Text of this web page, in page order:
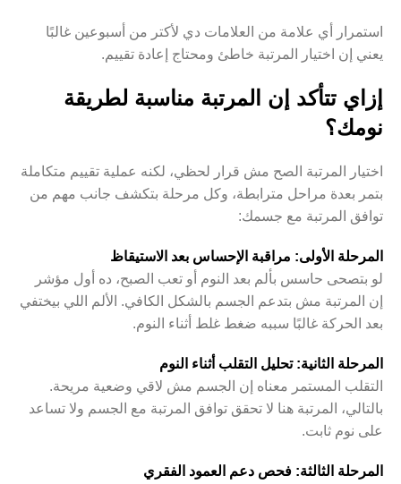
استمرار أي علامة من العلامات دي لأكتر من أسبوعين غالبًا
يعني إن اختيار المرتبة خاطئ ومحتاج إعادة تقييم.
إزاي تتأكد إن المرتبة مناسبة لطريقة
نومك؟
اختيار المرتبة الصح مش قرار لحظي، لكنه عملية تقييم متكاملة
بتمر بعدة مراحل مترابطة، وكل مرحلة بتكشف جانب مهم من
توافق المرتبة مع جسمك:
المرحلة الأولى: مراقبة الإحساس بعد الاستيقاظ
لو بتصحى حاسس بألم بعد النوم أو تعب الصبح، ده أول مؤشر
إن المرتبة مش بتدعم الجسم بالشكل الكافي. الألم اللي بيختفي
بعد الحركة غالبًا سببه ضغط غلط أثناء النوم.
المرحلة الثانية: تحليل التقلب أثناء النوم
التقلب المستمر معناه إن الجسم مش لاقي وضعية مريحة.
بالتالي، المرتبة هنا لا تحقق توافق المرتبة مع الجسم ولا تساعد
على نوم ثابت.
المرحلة الثالثة: فحص دعم العمود الفقري